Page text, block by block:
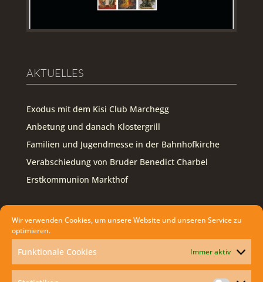
Wir verwenden Cookies, um unsere Website und unseren Service zu
optimieren.
Funktionale Cookies Immer aktiv
AKTUELLES
Exodus mit dem Kisi Club Marchegg
Anbetung und danach Klostergrill
Familien und Jugendmesse in der Bahnhofkirche
Verabschiedung von Bruder Benedict Charbel
Erstkommunion Markthof
FOLLOW US ON FACEBOOK
Facebook
WIE KANN ICH DIE HEILIGE MESSE ZU